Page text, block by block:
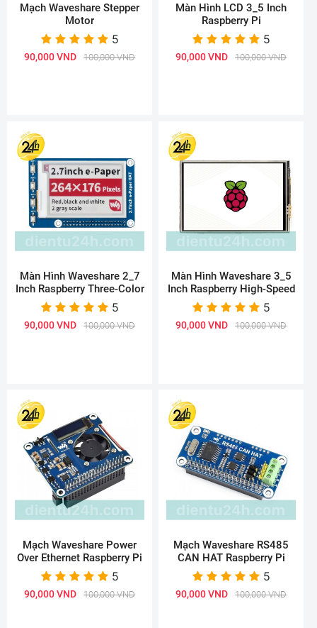
Mạch Waveshare Stepper
Motor
5
90,000 VND 100,000 VND
Màn Hình LCD 3_5 Inch
Raspberry Pi
5
90,000 VND 100,000 VND
Màn Hình Waveshare 2_7
Inch Raspberry Three-Color
5
90,000 VND 100,000 VND
Màn Hình Waveshare 3_5
Inch Raspberry High-Speed
5
90,000 VND 100,000 VND
Mạch Waveshare Power
Over Ethernet Raspberry Pi
5
90,000 VND 100,000 VND
Mạch Waveshare RS485
CAN HAT Raspberry Pi
5
90,000 VND 100,000 VND